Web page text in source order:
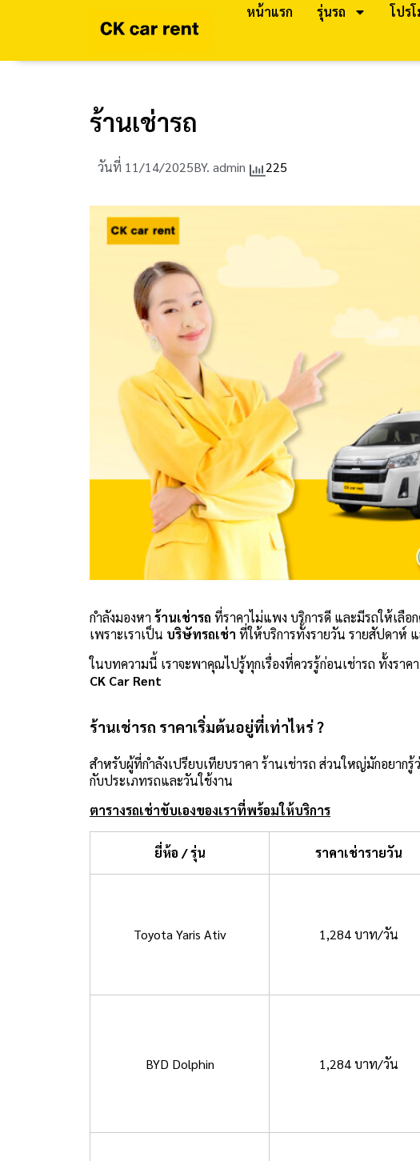
หน้าแรก รุ่นรถ โปร
ร้านเช่ารถ
วันที่ 11/14/2025BY. admin 225
กำลังมองหา ร้านเช่ารถ ที่ราคาไม่แพง บริการดี และมีรถให้เลือ
เพราะเราเป็น บริษัทรถเช่า ที่ให้บริการทั้งรายวัน รายสัปดาห์
ในบทความนี้ เราจะพาคุณไปรู้ทุกเรื่องที่ควรรู้ก่อนเช่ารถ ทั้งราค
CK Car Rent
ร้านเช่ารถ ราคาเริ่มต้นอยู่ที่เท่าไหร่ ?
สำหรับผู้ที่กำลังเปรียบเทียบราคา ร้านเช่ารถ ส่วนใหญ่มักอยาก
กับประเภทรถและวันใช้งาน
ตารางรถเช่าขับเองของเราที่พร้อมให้บริการ
ยี่ห้อ / รุ่น ราคาเช่ารายวัน
Toyota Yaris Ativ 1,284 บาท/วัน
BYD Dolphin 1,284 บาท/วัน